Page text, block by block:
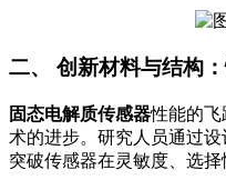
二、 创新材料与结构
固态电解质传感器性能的飞
术的进步。研究人员通过
突破传感器在灵敏度、选择